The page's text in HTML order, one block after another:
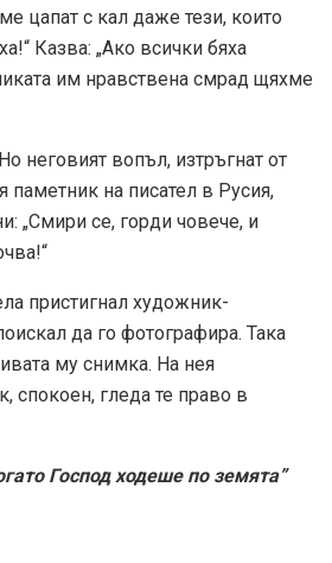
цапат с кал даже тези, които
Казва: „Ако всички бяха
им нравствена смрад щяхме
неговият вопъл, изтръгнат от
паметник на писател в Русия,
„Смири се, горди човече, и
пристигнал художник-
да го фотографира. Така
му снимка. На нея
спокоен, гледа те право в
Господ ходеше по земята”